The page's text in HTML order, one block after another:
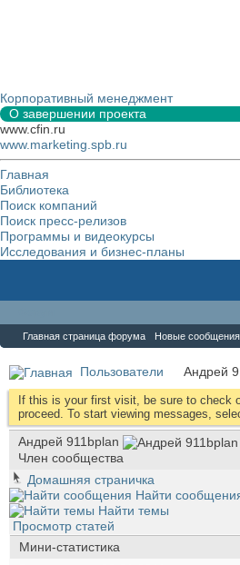
Корпоративный менеджмент
О завершении проекта
www.cfin.ru
www.marketing.spb.ru
Главная
Библиотека
Поиск компаний
Поиск пресс-релизов
Программы и видеокурсы
Исследования и бизнес-планы
Главная страница форума Новые сообщения
Пользователи Андрей
If this is your first visit, be sure to check
proceed. To start viewing messages,
Андрей 911bplan
Член сообщества
Домашняя страничка
Найти
Найти темы
Просмотр статей
Мини-статистика